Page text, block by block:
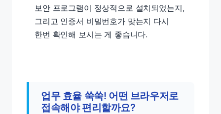
보안 프로그램이 정상적으로 설치되었는지,
그리고 인증서 비밀번호가 맞는지 다시
한번 확인해 보시는 게 좋습니다.
업무 효율 쑥쑥! 어떤 브라우저로
접속해야 편리할까요?